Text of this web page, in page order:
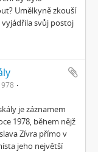
Umělkyně zkouší
svůj postoj
je záznamem
1978, během nějž
Zívra přímo v
jeho největší